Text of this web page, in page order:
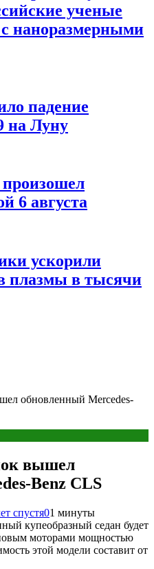
ученые
наноразмерными
падение
на Луну
произошел
6 августа
ускорили
плазмы в тысячи
обновленный Mercedes-
вышел
Benz CLS
спустя01 минуты
купеобразный седан будет
моторами мощностью
этой модели составит от